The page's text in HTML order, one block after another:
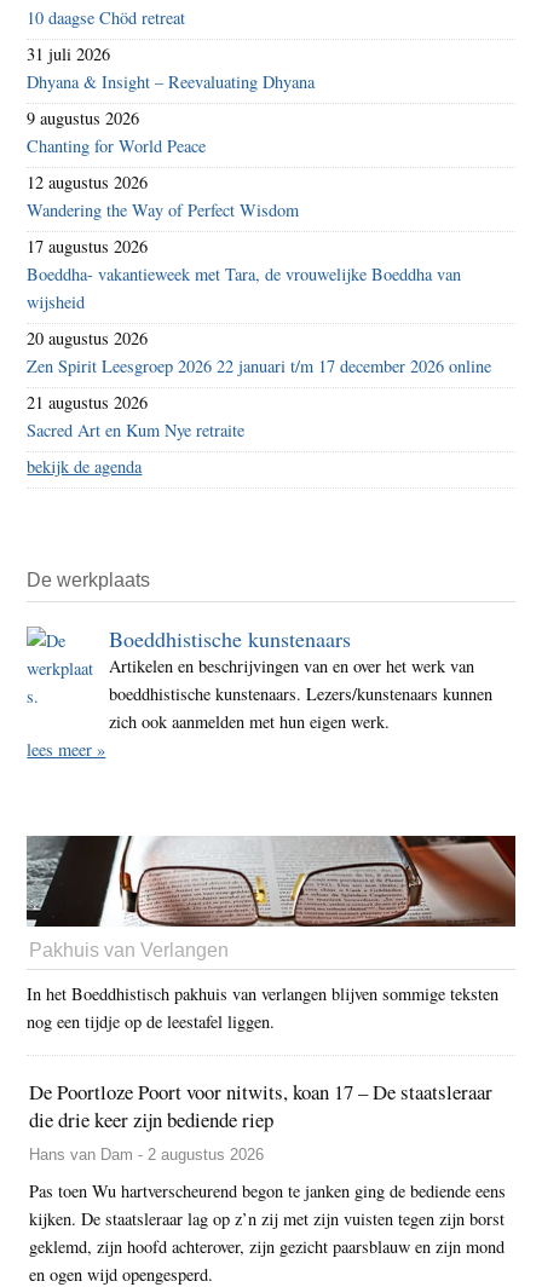
10 daagse Chöd retreat
31 juli 2026
Dhyana & Insight – Reevaluating Dhyana
9 augustus 2026
Chanting for World Peace
12 augustus 2026
Wandering the Way of Perfect Wisdom
17 augustus 2026
Boeddha- vakantieweek met Tara, de vrouwelijke Boeddha van
wijsheid
20 augustus 2026
Zen Spirit Leesgroep 2026 22 januari t/m 17 december 2026 online
21 augustus 2026
Sacred Art en Kum Nye retraite
bekijk de agenda
De werkplaats
Boeddhistische kunstenaars
Artikelen en beschrijvingen van en over het werk van
boeddhistische kunstenaars. Lezers/kunstenaars kunnen
zich ook aanmelden met hun eigen werk.
lees meer »
Pakhuis van Verlangen
In het Boeddhistisch pakhuis van verlangen blijven sommige teksten
nog een tijdje op de leestafel liggen.
De Poortloze Poort voor nitwits, koan 17 – De staatsleraar
die drie keer zijn bediende riep
Hans van Dam - 2 augustus 2026
Pas toen Wu hartverscheurend begon te janken ging de bediende eens
kijken. De staatsleraar lag op z’n zij met zijn vuisten tegen zijn borst
geklemd, zijn hoofd achterover, zijn gezicht paarsblauw en zijn mond
en ogen wijd opengesperd.